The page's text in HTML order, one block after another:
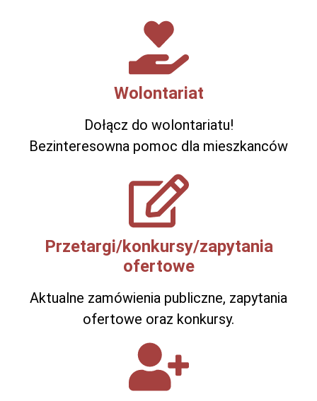
Wolontariat
Dołącz do wolontariatu!
Bezinteresowna pomoc dla mieszkanców
Przetargi/konkursy/zapytania
ofertowe
Aktualne zamówienia publiczne, zapytania
ofertowe oraz konkursy.